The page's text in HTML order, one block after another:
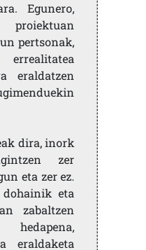
Egunero,
proiektuan
pertsonak,
eraldatzen
dira, inork
zer
eta zer ez.
eta
zabaltzen
eraldaketa